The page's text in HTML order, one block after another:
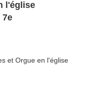
l'église
7e